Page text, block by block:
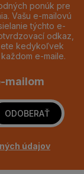
ponúk pre
Vašu e-mailovú
týchto e-
odkaz,
kedykoľvek
e-maile.
mailom
ODOBERAŤ
údajov